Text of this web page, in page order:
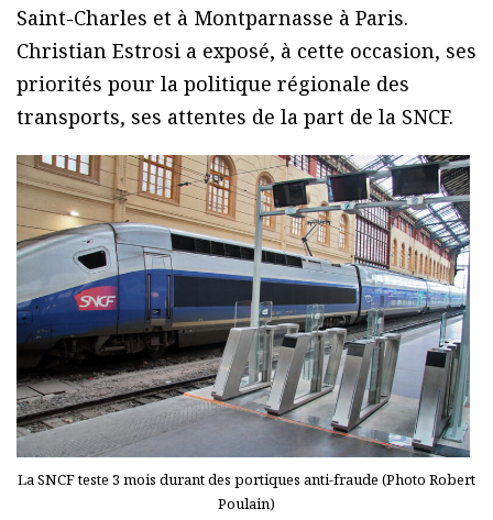
Saint-Charles et à Montparnasse à Paris.
Christian Estrosi a exposé, à cette occasion, ses
priorités pour la politique régionale des
transports, ses attentes de la part de la SNCF.
La SNCF teste 3 mois durant des portiques anti-fraude (Photo Robert
Poulain)